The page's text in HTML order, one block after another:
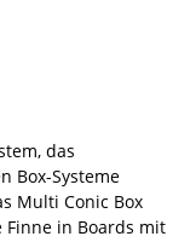
das
Box-Systeme
Multi Conic Box
Finne in Boards mit